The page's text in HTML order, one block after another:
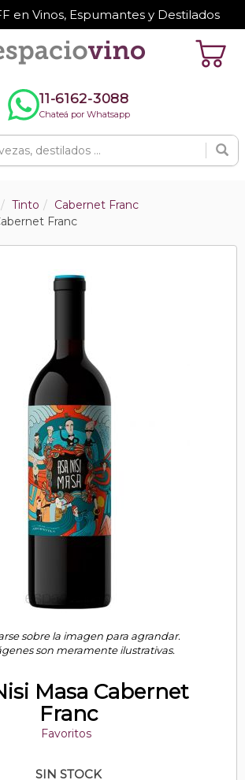
en Vinos, Espumantes y Destilados
11-6162-3088
Chateá por Whatsapp
Tinto
Cabernet Franc
Franc
sobre la imagen para agrandar.
son meramente ilustrativas.
Masa Cabernet
Franc
Favoritos
SIN STOCK